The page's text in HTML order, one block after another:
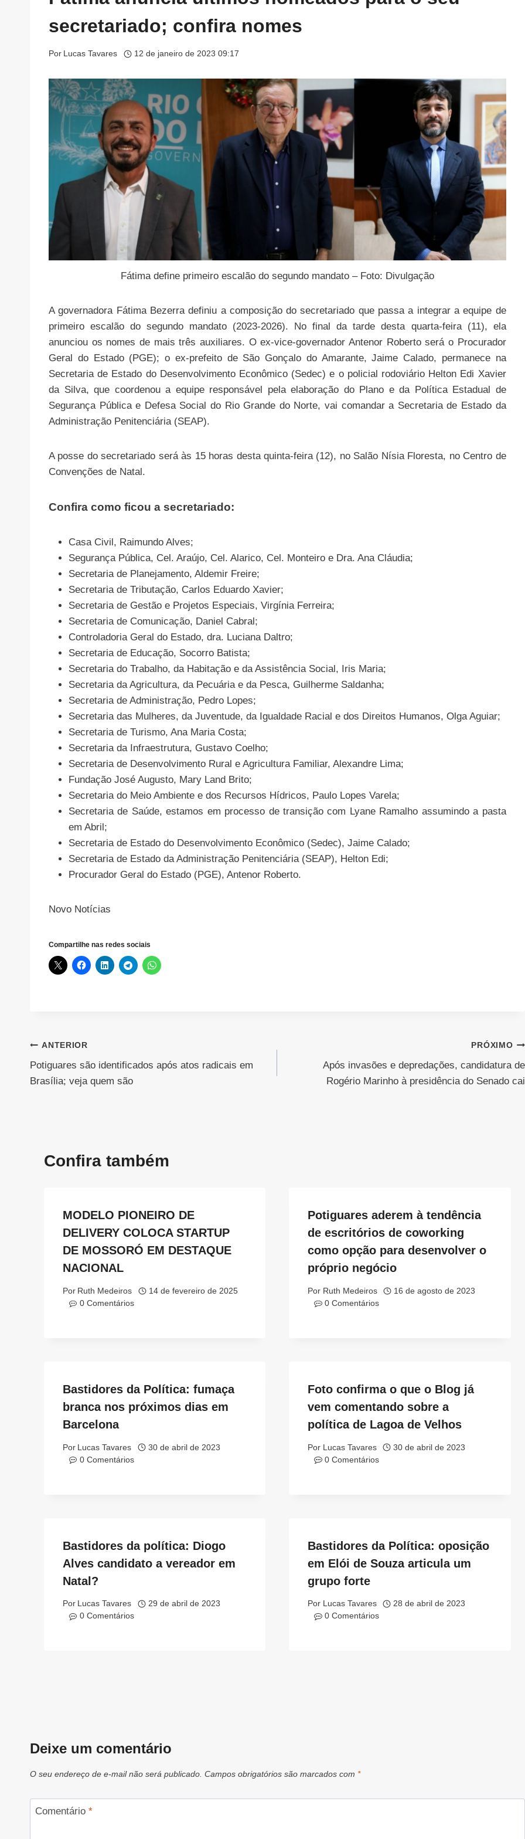
secretariado; confira nomes
Por Lucas Tavares 12 de janeiro de 2023 09:17
Fátima define primeiro escalão do segundo mandato – Foto: Divulgação
A governadora Fátima Bezerra definiu a composição do secretariado que passa a integrar a equipe de
primeiro escalão do segundo mandato (2023-2026). No final da tarde desta quarta-feira (11), ela
anunciou os nomes de mais três auxiliares. O ex-vice-governador Antenor Roberto será o Procurador
Geral do Estado (PGE); o ex-prefeito de São Gonçalo do Amarante, Jaime Calado, permanece na
Secretaria de Estado do Desenvolvimento Econômico (Sedec) e o policial rodoviário Helton Edi Xavier
da Silva, que coordenou a equipe responsável pela elaboração do Plano e da Política Estadual de
Segurança Pública e Defesa Social do Rio Grande do Norte, vai comandar a Secretaria de Estado da
Administração Penitenciária (SEAP).
A posse do secretariado será às 15 horas desta quinta-feira (12), no Salão Nísia Floresta, no Centro de
Convenções de Natal.
Confira como ficou a secretariado:
Casa Civil, Raimundo Alves;
Segurança Pública, Cel. Araújo, Cel. Alarico, Cel. Monteiro e Dra. Ana Cláudia;
Secretaria de Planejamento, Aldemir Freire;
Secretaria de Tributação, Carlos Eduardo Xavier;
Secretaria de Gestão e Projetos Especiais, Virgínia Ferreira;
Secretaria de Comunicação, Daniel Cabral;
Controladoria Geral do Estado, dra. Luciana Daltro;
Secretaria de Educação, Socorro Batista;
Secretaria do Trabalho, da Habitação e da Assistência Social, Iris Maria;
Secretaria da Agricultura, da Pecuária e da Pesca, Guilherme Saldanha;
Secretaria de Administração, Pedro Lopes;
Secretaria das Mulheres, da Juventude, da Igualdade Racial e dos Direitos Humanos, Olga Aguiar;
Secretaria de Turismo, Ana Maria Costa;
Secretaria da Infraestrutura, Gustavo Coelho;
Secretaria de Desenvolvimento Rural e Agricultura Familiar, Alexandre Lima;
Fundação José Augusto, Mary Land Brito;
Secretaria do Meio Ambiente e dos Recursos Hídricos, Paulo Lopes Varela;
Secretaria de Saúde, estamos em processo de transição com Lyane Ramalho assumindo a pasta
em Abril;
Secretaria de Estado do Desenvolvimento Econômico (Sedec), Jaime Calado;
Secretaria de Estado da Administração Penitenciária (SEAP), Helton Edi;
Procurador Geral do Estado (PGE), Antenor Roberto.
Novo Notícias
Compartilhe nas redes sociais
Navegação
de
ANTERIOR
Potiguares são identificados após atos radicais em
Brasília; veja quem são
PRÓXIMO
Após invasões e depredações, candidatura de
Rogério Marinho à presidência do Senado cai
Confira também
MODELO PIONEIRO DE
DELIVERY COLOCA STARTUP
DE MOSSORÓ EM DESTAQUE
NACIONAL
Por Ruth Medeiros
14 de fevereiro de 2025
0 Comentários
Potiguares aderem à tendência
de escritórios de coworking
como opção para desenvolver o
próprio negócio
Por Ruth Medeiros
16 de agosto de 2023
0 Comentários
Bastidores da Política: fumaça
branca nos próximos dias em
Barcelona
Por Lucas Tavares
30 de abril de 2023
0 Comentários
Foto confirma o que o Blog já
vem comentando sobre a
política de Lagoa de Velhos
Por Lucas Tavares
30 de abril de 2023
0 Comentários
Bastidores da política: Diogo
Alves candidato a vereador em
Natal?
Por Lucas Tavares
29 de abril de 2023
0 Comentários
Bastidores da Política: oposição
em Elói de Souza articula um
grupo forte
Por Lucas Tavares
28 de abril de 2023
0 Comentários
Deixe um comentário
O seu endereço de e-mail não será publicado. Campos obrigatórios são marcados com *
Comentário *